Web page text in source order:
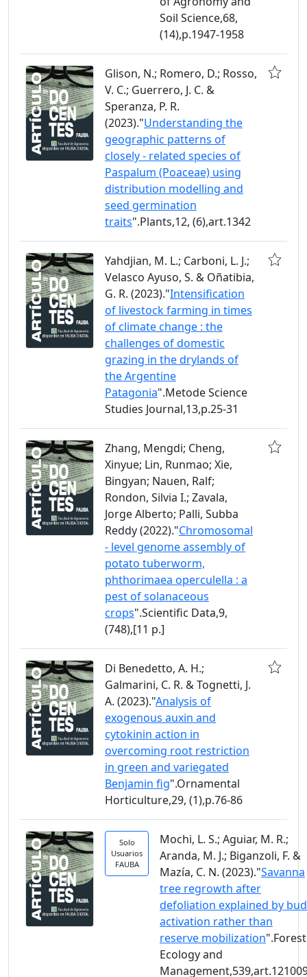
Soil Science,68,
(14),p.1947-1958
Glison, N.; Romero, D.; Rosso,
V. C.; Guerrero, J. C. &
Speranza, P. R.
(2023)."Understanding the
geographic patterns of
closely - related species of
Paspalum (Poaceae) using
distribution modelling and
seed germination
traits".Plants,12, (6),art.1342
Yahdjian, M. L.; Carboni, L. J.;
Velasco Ayuso, S. & Oñatibia,
G. R. (2023)."Intensification
of livestock farming in times
of climate change : the
challenges of domestic
grazing in the drylands of
the Argentine
Patagonia".Metode Science
Studies Journal,13,p.25-31
Zhang, Mengdi; Cheng,
Xinyue; Lin, Runmao; Xie,
Bingyan; Nauen, Ralf;
Rondon, Silvia I.; Zavala,
Jorge Alberto; Palli, Subba
Reddy (2022)."Chromosomal
- level genome assembly of
potato tuberworm,
phthorimaea operculella : a
pest of solanaceous
crops".Scientific Data,9,
(748),[11 p.]
Di Benedetto, A. H.;
Galmarini, C. R. & Tognetti, J.
A. (2023)."Analysis of
exogenous auxin and
cytokinin action in
overcoming root restriction
in green and variegated
Benjamin fig".Ornamental
Horticulture,29, (1),p.76-86
Solo
Usuarios
FAUBA
Mochi, L. S.; Aguiar, M. R.;
Aranda, M. J.; Biganzoli, F. &
Mazía, C. N. (2023)."Savanna
tree regrowth after
defoliation explained by bud
activation rather than
reserve mobilization".Forest
Ecology and